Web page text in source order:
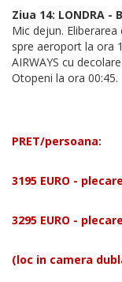
Ziua 14: LONDRA -
Mic dejun.
spre aeroport la ora
AIRWAYS cu
Otopeni la ora 00:45.
PRET/persoana:
3195 EURO -
3295 EURO -
(loc in camera